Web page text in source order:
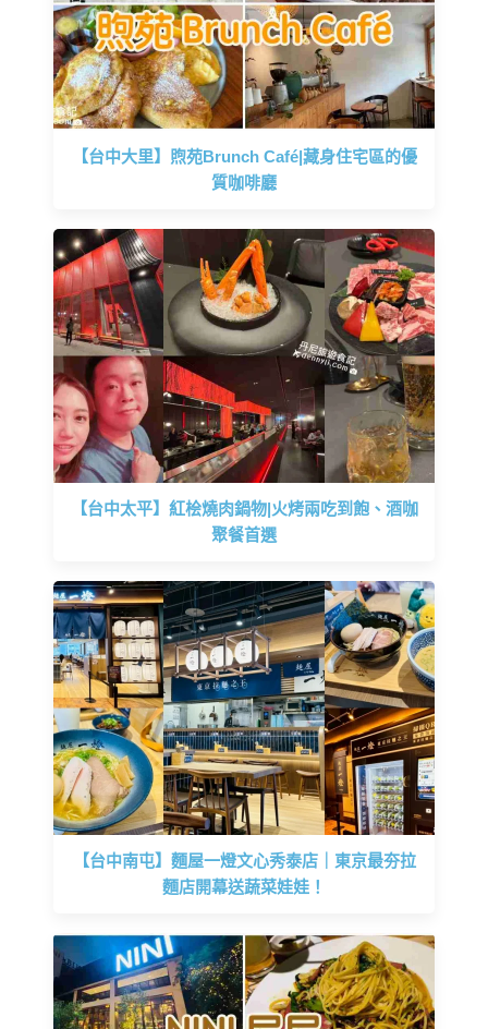
【台中大里】煦苑Brunch Café|藏身住宅區的優
質咖啡廳
【台中太平】紅桧燒肉鍋物|火烤兩吃到飽、酒咖
聚餐首選
【台中南屯】麵屋一燈文心秀泰店｜東京最夯拉
麵店開幕送蔬菜娃娃！